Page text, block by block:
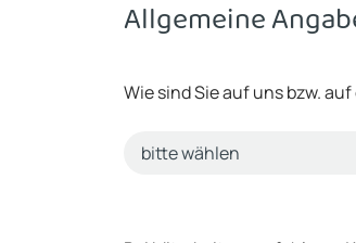
Allgemeine
Wie sind Sie auf uns bzw.